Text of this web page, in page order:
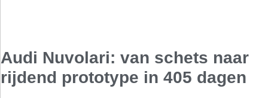
Audi Nuvolari: van schets naar
rijdend prototype in 405 dagen